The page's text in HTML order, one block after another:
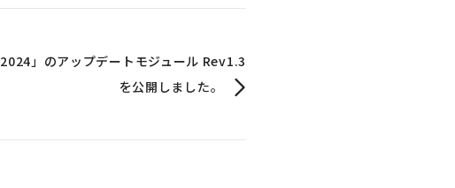
」のアップデートモジュール Rev1.3
を公開しました。